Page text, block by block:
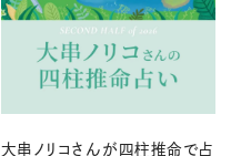
大串ノリコさんが四柱推命で占